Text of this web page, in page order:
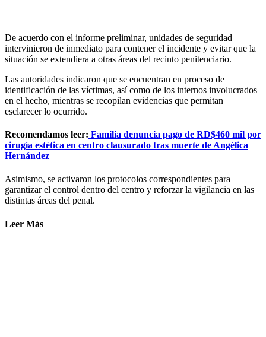
De acuerdo con el informe preliminar, unidades de seguridad
intervinieron de inmediato para contener el incidente y evitar que la
situación se extendiera a otras áreas del recinto penitenciario.
Las autoridades indicaron que se encuentran en proceso de
identificación de las víctimas, así como de los internos involucrados
en el hecho, mientras se recopilan evidencias que permitan
esclarecer lo ocurrido.
Recomendamos leer: Familia denuncia pago de RD$460 mil por
cirugía estética en centro clausurado tras muerte de Angélica
Hernández
Asimismo, se activaron los protocolos correspondientes para
garantizar el control dentro del centro y reforzar la vigilancia en las
distintas áreas del penal.
Leer Más